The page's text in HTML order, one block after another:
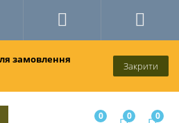
замовлення
Закрити
0 0 0